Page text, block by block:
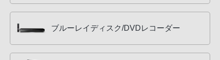
ブルーレイディスク/DVDレコーダー